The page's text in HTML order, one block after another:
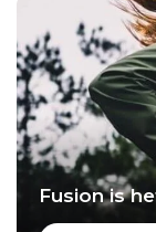
Fusion is